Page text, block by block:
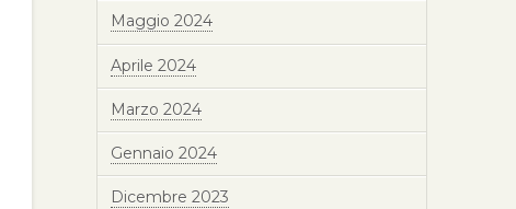
Maggio 2024
Aprile 2024
Marzo 2024
Gennaio 2024
Dicembre 2023